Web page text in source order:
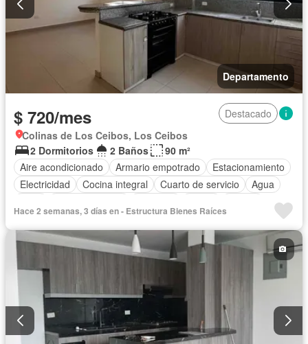
Departamento
$ 720/mes
Destacado
Colinas de Los Ceibos, Los Ceibos
2 Dormitorios
2 Baños
90 m²
Aire acondicionado
Armario empotrado
Estacionamiento
Electricidad
Cocina integral Cuarto de servicio
Agua
Garita de guardianía
Seguridad Sin amoblar
Hace 2 semanas, 3 días en - Estructura Bienes Raíces